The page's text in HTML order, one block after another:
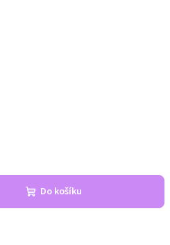
Do košíku